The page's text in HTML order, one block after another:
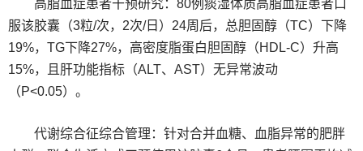
高脂血症患者干预研究：80例痰湿体质高脂血症患者口
服该胶囊（3粒/次，2次/日）24周后，总胆固醇（TC）下降
19%，TG下降27%，高密度脂蛋白胆固醇（HDL-C）升高
15%，且肝功能指标（ALT、AST）无异常波动
（P<0.05）。
代谢综合征综合管理：针对合并血糖、血脂异常的肥胖